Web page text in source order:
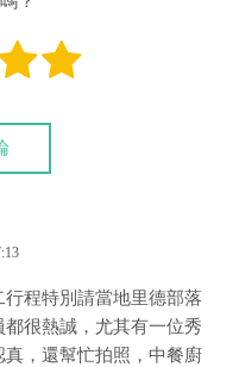
程特別請當地里德部落
很熱誠，尤其有一位秀
，還幫忙拍照，中餐廚